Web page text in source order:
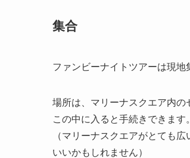
集合
ファンビーナイトツアーは現地
場所は、マリーナスクエア内の
この中に入ると手続きできます。
（マリーナスクエアがとても
いいかもしれません）